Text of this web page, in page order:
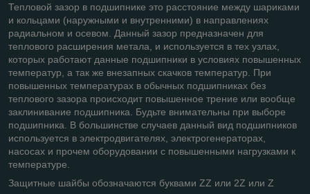
Тепловой зазор в подшипнике это расстояние между шариками
и кольцами (наружными и внутренними) в направлениях
радиальном и осевом. Данный зазор предназначен для
теплового расширения метала, и используется в тех узлах,
которых работают данные подшипники в условиях повышенных
температур, а так же внезапных скачков температур. При
повышенных температурах в обычных подшипниках без
теплового зазора происходит повышенное трение или вообще
заклинивание подшипника. Будьте внимательны при выборе
подшипника. В большинстве случаев данный вид подшипников
используется в электродвигателях, электрогенераторах,
насосах и прочем оборудовании с повышенными нагрузками к
температуре.
Защитные шайбы обозначаются буквами ZZ или 2Z или Z